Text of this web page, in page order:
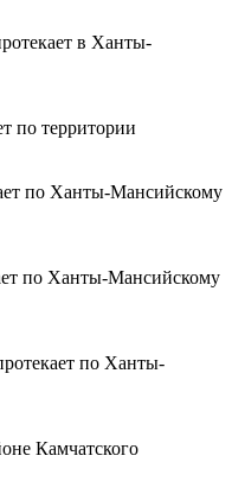
в Ханты-
по территории
по Ханты-Мансийскому
по Ханты-Мансийскому
по Ханты-
Камчатского